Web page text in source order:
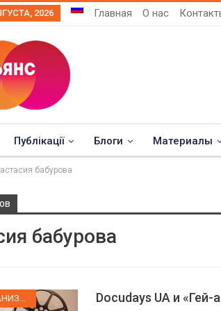
2026 Главная О нас
Публікації Блоги Материалы
бабурова
бабурова
Docudays UA и